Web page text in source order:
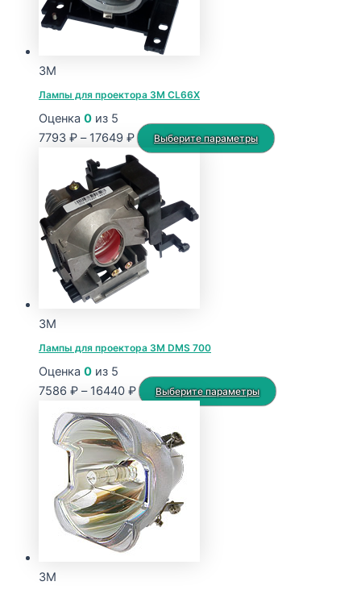
3M
Лампы для проектора 3M CL66X
Оценка 0 из 5
7793 ₽ – 17649 ₽Диапазон
цен:
7793 ₽
–
17649 ₽
Выберите параметры
Этот
3M
Лампы для проектора 3M DMS 700
Оценка 0 из 5
7586 ₽ – 16440 ₽Диапазон
7586 ₽
–
16440 ₽
Выберите параметры
Этот
3M